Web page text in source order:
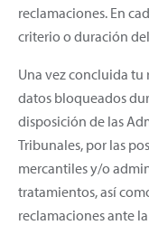
reclamaciones. En
criterio o duración
Una vez concluida tu
datos bloqueados
disposición de las
Tribunales, por las
mercantiles y/o
tratamientos, así
reclamaciones ante